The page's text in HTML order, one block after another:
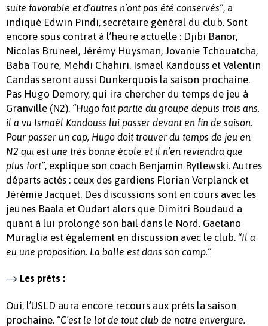
suite favorable et d’autres n’ont pas été conservés”, a
indiqué Edwin Pindi, secrétaire général du club. Sont
encore sous contrat à l’heure actuelle : Djibi Banor,
Nicolas Bruneel, Jérémy Huysman, Jovanie Tchouatcha,
Baba Toure, Mehdi Chahiri. Ismaël Kandouss et Valentin
Candas seront aussi Dunkerquois la saison prochaine.
Pas Hugo Demory, qui ira chercher du temps de jeu à
Granville (N2). “Hugo fait partie du groupe depuis trois ans.
il a vu Ismaël Kandouss lui passer devant en fin de saison.
Pour passer un cap, Hugo doit trouver du temps de jeu en
N2 qui est une très bonne école et il n’en reviendra que
plus fort”, explique son coach Benjamin Rytlewski. Autres
départs actés : ceux des gardiens Florian Verplanck et
Jérémie Jacquet. Des discussions sont en cours avec les
jeunes Baala et Oudart alors que Dimitri Boudaud a
quant à lui prolongé son bail dans le Nord. Gaetano
Muraglia est également en discussion avec le club. “Il a
eu une proposition. La balle est dans son camp.”
Les prêts :
Oui, l’USLD aura encore recours aux prêts la saison
prochaine. “C’est le lot de tout club de notre envergure.